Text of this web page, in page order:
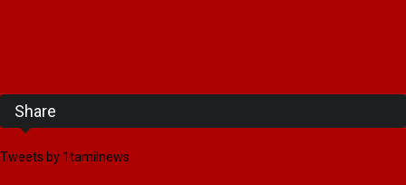
Share
Tweets by 1tamilnews